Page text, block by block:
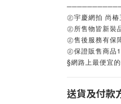
㊣宇慶網拍 尚
㊣所售物皆新裝
㊣售後服務有保
㊣保證販售商品
§網路上最便宜
送貨及付款